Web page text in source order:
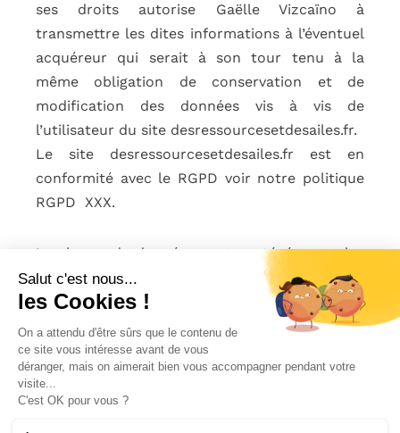
ses droits autorise Gaëlle Vizcaïno à
transmettre les dites informations à l’éventuel
acquéreur qui serait à son tour tenu à la
même obligation de conservation et de
modification des données vis à vis de
l’utilisateur du site desressourcesetdesailes.fr.
Le site desressourcesetdesailes.fr est en
conformité avec le RGPD voir notre politique
RGPD XXX.
Les bases de données sont protégées par les
dispositions de la loi du 1er juillet 1998
transposant la directive 96/9 du 11 mars 1996
relative à la protection juridique des bases de
données.
Salut c'est nous...
les Cookies !
On a attendu d'être sûrs que le contenu de
ce site vous intéresse avant de vous
déranger, mais on aimerait bien vous accompagner pendant votre
visite...
C'est OK pour vous ?